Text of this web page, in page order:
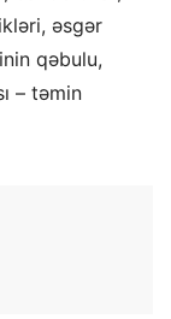
əsgər
qəbulu,
– təmin